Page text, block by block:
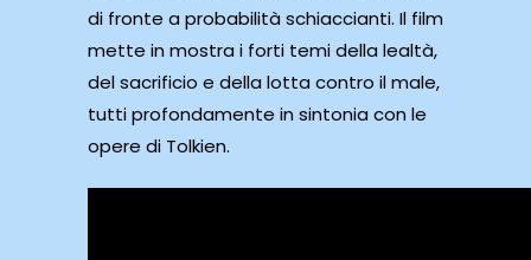
di fronte a probabilità schiaccianti. Il film
mette in mostra i forti temi della lealtà,
del sacrificio e della lotta contro il male,
tutti profondamente in sintonia con le
opere di Tolkien.